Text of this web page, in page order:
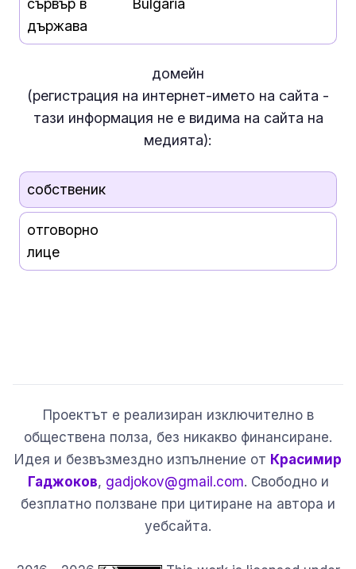
сървър в
държава
Bulgaria
домейн
(регистрация на интернет-името на сайта -
тази информация не евидима на сайта на
медията):
собственик
отговорно
лице
Проектът е реализиран изключително в
обществена полза, без никакво финансиране.
Идея и безвъзмездно изпълнение от Красимир
Гаджоков, gadjokov@gmail.com. Свободно и
безплатно ползване при цитиране на автора и
уебсайта.